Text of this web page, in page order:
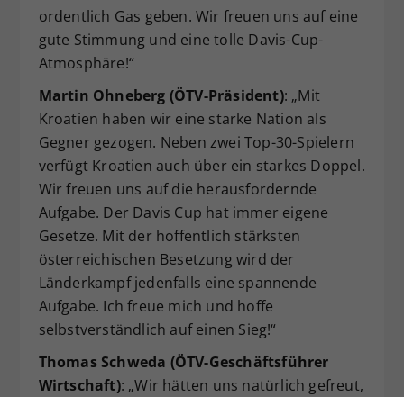
ordentlich Gas geben. Wir freuen uns auf eine
gute Stimmung und eine tolle Davis-Cup-
Atmosphäre!“
Martin Ohneberg (ÖTV-Präsident): „Mit
Kroatien haben wir eine starke Nation als
Gegner gezogen. Neben zwei Top-30-Spielern
verfügt Kroatien auch über ein starkes Doppel.
Wir freuen uns auf die herausfordernde
Aufgabe. Der Davis Cup hat immer eigene
Gesetze. Mit der hoffentlich stärksten
österreichischen Besetzung wird der
Länderkampf jedenfalls eine spannende
Aufgabe. Ich freue mich und hoffe
selbstverständlich auf einen Sieg!“
Thomas Schweda (ÖTV-Geschäftsführer
Wirtschaft): „Wir hätten uns natürlich gefreut,